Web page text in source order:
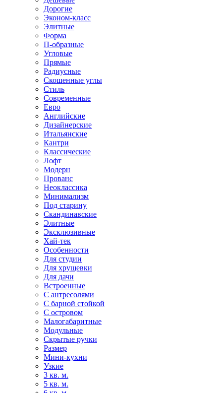
Дорогие
Эконом-класс
Элитные
Форма
П-образные
Угловые
Прямые
Радиусные
Скошенные углы
Стиль
Современные
Евро
Английские
Дизайнерские
Итальянские
Кантри
Классические
Лофт
Модерн
Прованс
Неоклассика
Минимализм
Под старину
Скандинавские
Элитные
Эксклюзивные
Хай-тек
Особенности
Для студии
Для хрущевки
Для дачи
Встроенные
С антресолями
С барной стойкой
С островом
Малогабаритные
Модульные
Скрытые ручки
Размер
Мини-кухни
Узкие
3 кв. м.
5 кв. м.